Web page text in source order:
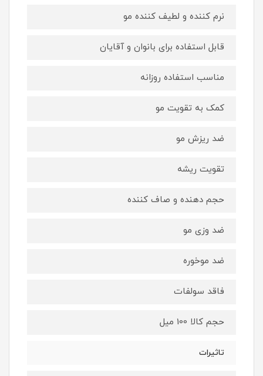
نرم کننده و لطیف کننده مو
قابل استفاده برای بانوان و آقایان
مناسب استفاده روزانه
کمک به تقویت مو
ضد ریزش مو
تقویت ریشه
حجم دهنده و صاف کننده
ضد وزی مو
ضد موخوره
فاقد سولفات
حجم کالا 100 میل
تاثیرات